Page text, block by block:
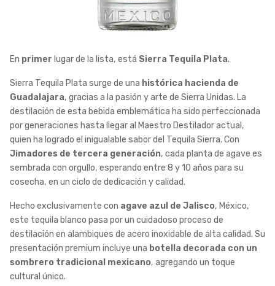
En primer lugar de la lista, está Sierra Tequila Plata.
Sierra Tequila Plata surge de una histórica hacienda de
Guadalajara, gracias a la pasión y arte de Sierra Unidas. La
destilación de esta bebida emblemática ha sido perfeccionada
por generaciones hasta llegar al Maestro Destilador actual,
quien ha logrado el inigualable sabor del Tequila Sierra. Con
Jimadores de tercera generación, cada planta de agave es
sembrada con orgullo, esperando entre 8 y 10 años para su
cosecha, en un ciclo de dedicación y calidad.
Hecho exclusivamente con agave azul de Jalisco, México,
este tequila blanco pasa por un cuidadoso proceso de
destilación en alambiques de acero inoxidable de alta calidad. Su
presentación premium incluye una botella decorada con un
sombrero tradicional mexicano, agregando un toque
cultural único.